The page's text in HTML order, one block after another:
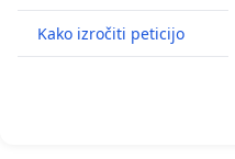
Kako izročiti peticijo